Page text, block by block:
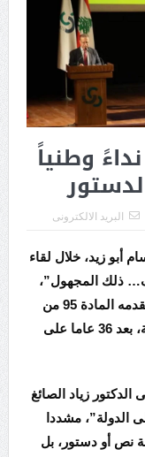
وطنياً
البريد الالكترونى
أبو زيد، خلال لقاء
ذلك المجهول”،
“مسارا فعليا لتنفيذ اتفاق الطائف، وفي مقدمه المادة 95 من
الدستور المتعلقة بإلغاء الطائفية السياسية، بعد 36 عاما على
الدكتور زياد الصائغ
الدولة”، مشددا
نص أو دستور، بل